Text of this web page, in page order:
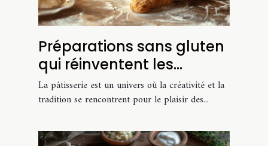
Préparations sans gluten
qui réinventent les
classiques de la
pâtisserie
La pâtisserie est un univers où la créativité et la
tradition se rencontrent pour le plaisir des...